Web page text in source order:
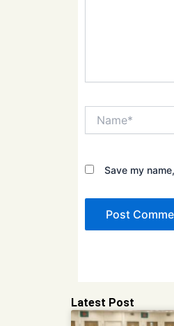
Save my
Latest Post